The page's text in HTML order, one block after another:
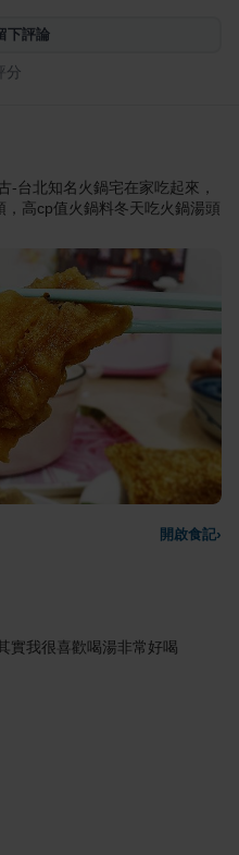
下評論
分
-台北知名火鍋宅在家吃起來，
高cp值火鍋料冬天吃火鍋湯頭
開啟食記›
實我很喜歡喝湯非常好喝